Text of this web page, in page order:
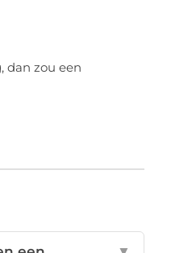
dan zou een